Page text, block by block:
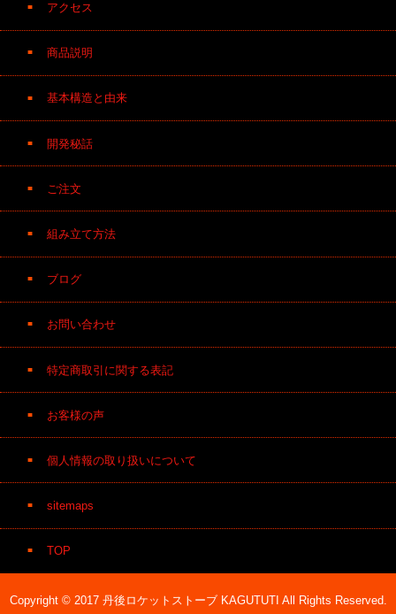
アクセス
商品説明
基本構造と由来
開発秘話
ご注文
組み立て方法
ブログ
お問い合わせ
特定商取引に関する表記
お客様の声
個人情報の取り扱いについて
sitemaps
TOP
Copyright © 2017 丹後ロケットストーブ KAGUTUTI All Rights Reserved.